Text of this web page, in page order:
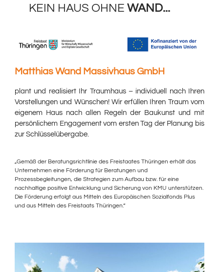
KEIN HAUS OHNE WAND...
Matthias Wand Massivhaus GmbH
plant und realisiert Ihr Traumhaus – individuell nach Ihren
Vorstellungen und Wünschen! Wir erfüllen Ihren Traum vom
eigenem Haus nach allen Regeln der Baukunst und mit
persönlichem Engagement vom ersten Tag der Planung bis
zur Schlüsselübergabe.
„Gemäß der Beratungsrichtlinie des Freistaates Thüringen erhält das
Unternehmen eine Förderung für Beratungen und
Prozessbegleitungen, die Strategien zum Aufbau bzw. für eine
nachhaltige positive Entwicklung und Sicherung von KMU unterstützen.
Die Förderung erfolgt aus Mitteln des Europäischen Sozialfonds Plus
und aus Mitteln des Freistaats Thüringen.“